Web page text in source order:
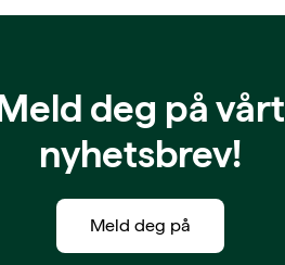
deg på vårt
nyhetsbrev!
Meld deg på